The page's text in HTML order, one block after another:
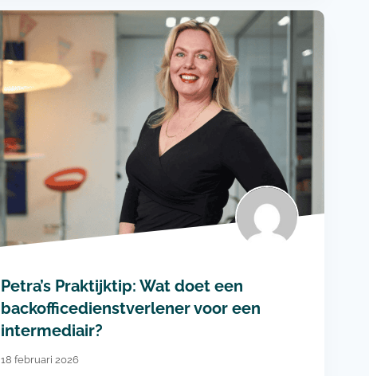
Petra’s Praktijktip: Wat doet een
backofficedienstverlener voor een
intermediair?
18 februari 2026